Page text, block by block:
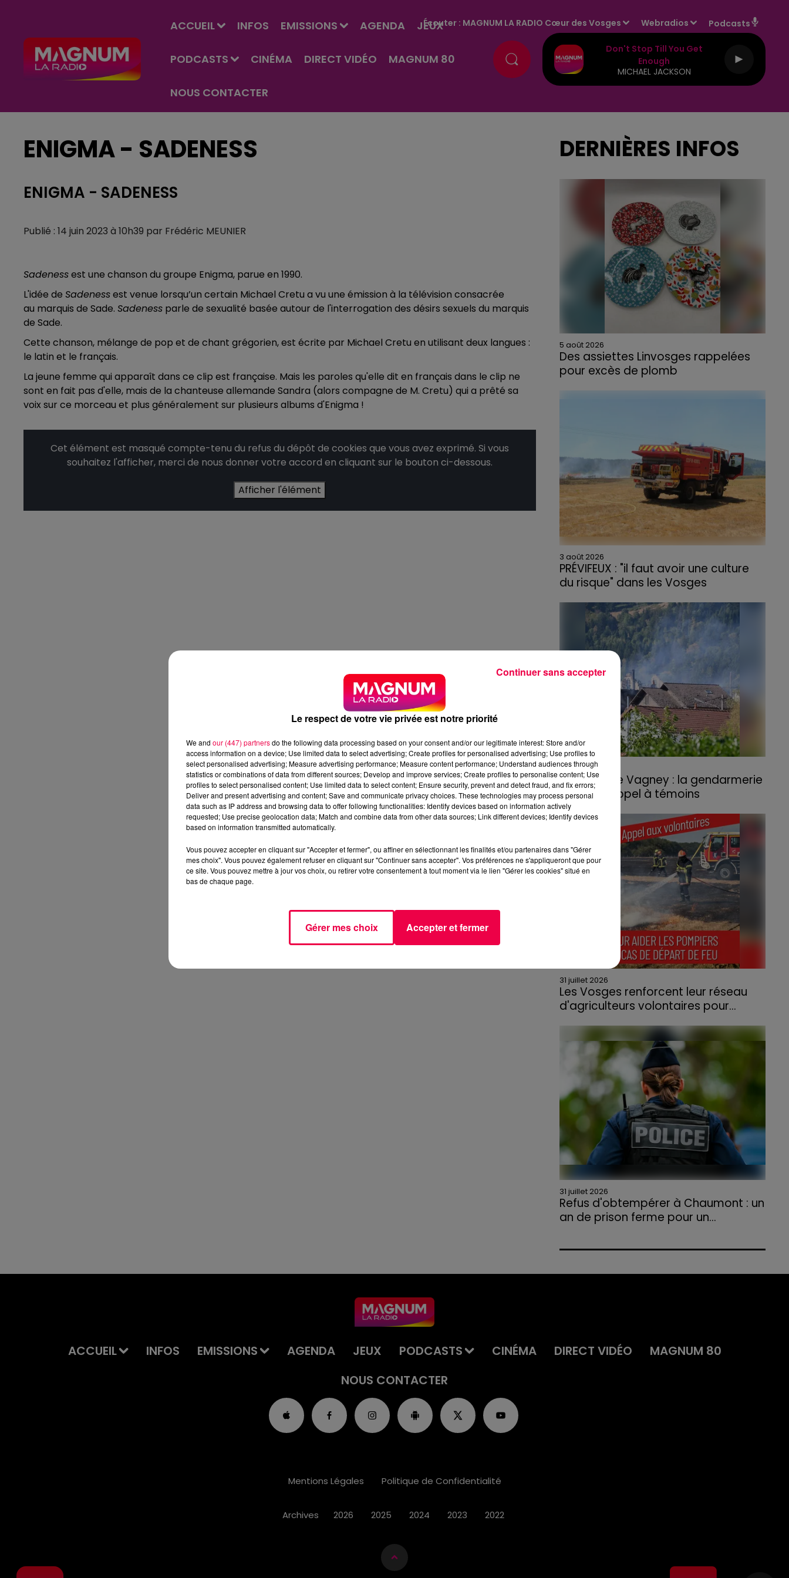
ACCUEIL INFOS EMISSIONS AGENDA JEUX
PODCASTS CINÉMA DIRECT VIDÉO MAGNUM 80
NOUS CONTACTER
Écouter : MAGNUM LA RADIO Cœur des Vosges Webradios Podcasts
Don't Stop Till You Get
Enough
MICHAEL JACKSON
ENIGMA - SADENESS
ENIGMA - SADENESS
Publié : 14 juin 2023 à 10h39 par Frédéric MEUNIER
Sadenessest une chanson du groupe Enigma, parue en 1990.
L'idée de Sadenessest venue lorsqu’un certain Michael Cretu a vu une émission à la télévision consacrée
au marquis de Sade. Sadeness parle de sexualité basée autour de l'interrogation des désirs sexuels du marquis
de Sade.
Cette chanson, mélange de pop et de chant grégorien, est écrite par Michael Cretu en utilisant deux langues :
le latin et le français.
La jeune femme qui apparaît dans ce clip est française. Mais les paroles qu'elle dit en français dans le clip ne
sont en fait pas d'elle, mais de la chanteuse allemande Sandra (alors compagne de M. Cretu) qui a prêté sa
voix sur ce morceau et plus généralement sur plusieurs albums d'Enigma !
Cet élément est masqué compte-tenu du refus du dépôt de cookies que vous avez exprimé. Si vous
souhaitez l'afficher, merci de nous donner votre accord en cliquant sur le bouton ci-dessous.
Afficher l'élément
DERNIÈRES INFOS
5 août 2026
Des assiettes Linvosges rappelées
pour excès de plomb
3 août 2026
PRÉVIFEUX : "il faut avoir une culture
du risque" dans les Vosges
3 août 2026
Incendie de Vagney : la gendarmerie
lance un appel à témoins
Le feu, parti d'une haie avant de se propager
au quartier résidentiel, avait détruit deux
habitations et contraint à l'évacuation d'une
centaine de personnes.
31 juillet 2026
Les Vosges renforcent leur réseau
d'agriculteurs volontaires pour...
départs de feu, la Chambre d'agriculture
des Vosges a lancé un appel aux
agriculteurs volontaires pour venir en aide...
31 juillet 2026
Refus d'obtempérer à Chaumont : un
an de prison ferme pour un...
l'annulation de son permis et la confiscation
ACCUEIL INFOS EMISSIONS AGENDA JEUX PODCASTS CINÉMA DIRECT VIDÉO
MAGNUM 80
NOUS CONTACTER
Mentions Légales Politique de Confidentialité
Archives 2026 2025 2024 2023 2022
Le respect de votre vie privée est notre priorité
We and our (447) partnersdo the following data processing based on your consent and/or our legitimate interest: Store and/or
access information on a device; Use limited data to select advertising; Create profiles for personalised advertising; Use profiles to
select personalised advertising; Measure advertising performance; Measure content performance; Understand audiences through
statistics or combinations of data from different sources; Develop and improve services; Create profiles to personalise content; Use
profiles to select personalised content; Use limited data to select content; Ensure security, prevent and detect fraud, and fix errors;
Deliver and present advertising and content; Save and communicate privacy choices. These technologies may process personal
data such as IP address and browsing data to offer following functionalities: Identify devices based on information actively
requested; Use precise geolocation data; Match and combine data from other data sources; Link different devices; Identify devices
based on information transmitted automatically.
Vous pouvez accepter en cliquant sur "Accepter et fermer", ou affiner en sélectionnant les finalités et/ou partenaires dans "Gérer
mes choix". Vous pouvez également refuser en cliquant sur "Continuer sans accepter". Vos préférences ne s'appliqueront que pour
ce site. Vous pouvez mettre à jour vos choix, ou retirer votre consentement à tout moment via le lien "Gérer les cookies" situé en
bas de chaque page.
Gérer mes choix Accepter et fermer
Continuer sans accepter